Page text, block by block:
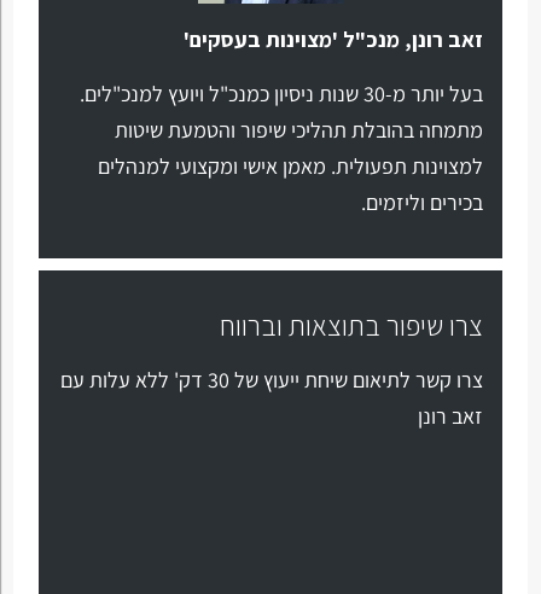
זאב רונן, מנכ"ל 'מצוינות בעסקים'
בעל יותר מ-30 שנות ניסיון כמנכ"ל ויועץ למנכ"לים.
מתמחה בהובלת תהליכי שיפור והטמעת שיטות
למצוינות תפעולית. מאמן אישי ומקצועי למנהלים
בכירים וליזמים.
צרו שיפור בתוצאות וברווח
צרו קשר לתיאום שיחת ייעוץ של 30 דק' ללא עלות עם
זאב רונן